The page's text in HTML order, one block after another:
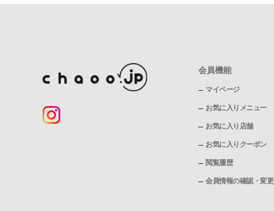
会員機能
マイページ
お気に入りメニュー
お気に入り店舗
お気に入りクーポン
閲覧履歴
会員情報の確認・変更